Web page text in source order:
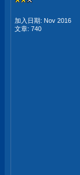
加入日期: Nov 2016
文章: 740